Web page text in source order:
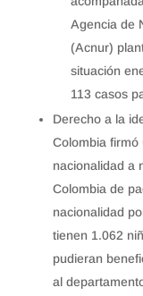
Agencia de
(Acnur)
situación
113 casos
Derecho a la
Colombia firmó
nacionalidad a
Colombia de
nacionalidad
tienen 1.062
pudieran
al